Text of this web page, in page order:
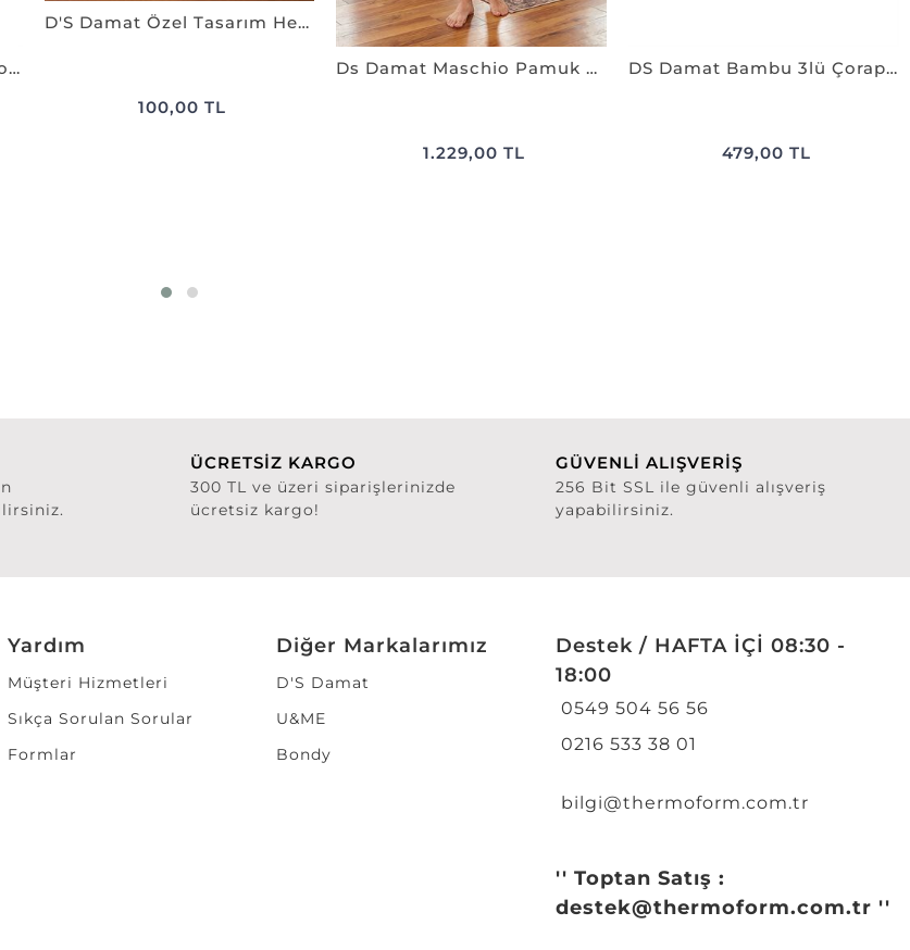
Ds Damat Regular Fit Cotton Pijama Takımı SİYAH
D'S Damat Özel Tasarım Hediye ve Sunum Kutusu - 38x28x4 cm
100,00 TL
Ds Damat Maschio Pamuk Şort Takım LACİVERT
1.229,00 TL
DS Damat Bambu 3lü Çorap Set SİYAH
479,00 TL
ÜCRETSİZ KARGO
300 TL ve üzeri siparişlerinizde
ücretsiz kargo!
GÜVENLİ ALIŞVERİŞ
256 Bit SSL ile güvenli alışveriş
yapabilirsiniz.
Yardım
Müşteri Hizmetleri
Sıkça Sorulan Sorular
Formlar
Diğer Markalarımız
D'S Damat
U&ME
Bondy
Destek / HAFTA İÇİ 08:30 -
18:00
0549 504 56 56
0216 533 38 01
bilgi@thermoform.com.tr
'' Toptan Satış :
destek@thermoform.com.tr ''